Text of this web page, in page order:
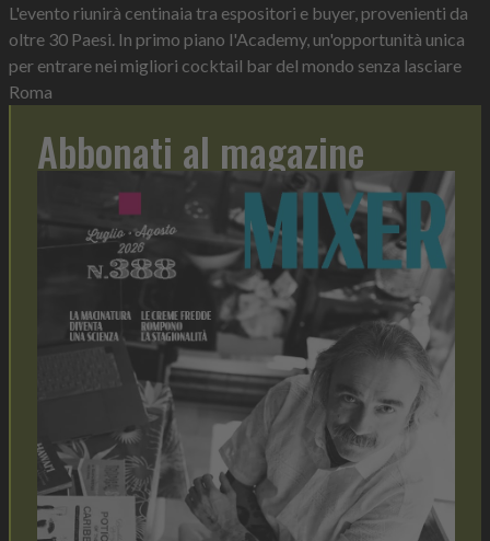
L'evento riunirà centinaia tra espositori e buyer, provenienti da
oltre 30 Paesi. In primo piano l'Academy, un'opportunità unica
per entrare nei migliori cocktail bar del mondo senza lasciare
Roma
Abbonati al magazine